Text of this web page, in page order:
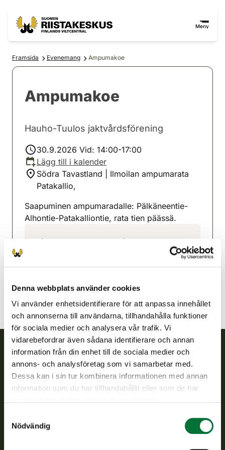
Denna webbplats använder cookies
Vi använder enhetsidentifierare för att anpassa innehållet
och annonserna till användarna, tillhandahålla funktioner
för sociala medier och analysera vår trafik. Vi
vidarebefordrar även sådana identifierare och annan
information från din enhet till de sociala medier och
annons- och analysföretag som vi samarbetar med.
Dessa kan i sin tur kombinera informationen med annan
information som du har tillhandahållit eller som de har
Nödvändig
Meny
Framsida Evenemang Ampumakoe
Ampumakoe
Hauho-Tuulos jaktvårdsförening
30.9.2026 Vid: 14:00-17:00
Lägg till i kalender
Södra Tavastland | Ilmoilan ampumarata
Patakallio,
Saapuminen ampumaradalle: Pälkäneentie-
Alhontie-Patakalliontie, rata tien päässä.
Hauho-Tuulos jaktvårdsförening
hauho-tuulos@rhy.riista.fi
Finlands viltcentral
Finlands viltcentral främjar en hållbar vilthushållning, stöder